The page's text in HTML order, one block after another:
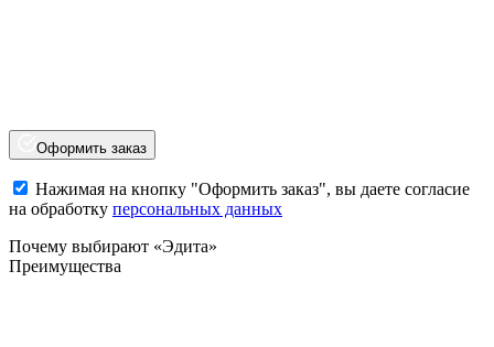
Оформить заказ
Нажимая на кнопку "Оформить заказ", вы даете согласие
на обработку персональных данных
Почему выбирают «Эдита»
Преимущества